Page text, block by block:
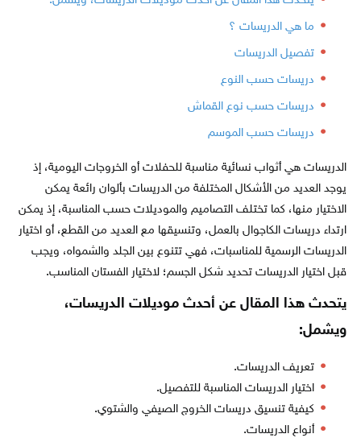
ما هي الدريسات ؟
تفصيل الدريسات
دريسات حسب النوع
دريسات حسب نوع القماش
دريسات حسب الموسم
الدريسات هي أثواب نسائية مناسبة للحفلات أو الخروجات اليومية، إذ
يوجد العديد من الأشكال المختلفة من الدريسات بألوان رائعة يمكن
الاختيار منها، كما تختلف التصاميم والموديلات حسب المناسبة، إذ يمكن
ارتداء دريسات الكاجوال بالعمل، وتنسيقها مع العديد من القطع، أو اختيار
الدريسات الرسمية للمناسبات، فهي تتنوع بين الجلد والشمواه، ويجب
قبل اختيار الدريسات تحديد شكل الجسم؛ لاختيار الفستان المناسب.
يتحدث هذا المقال عن أحدث موديلات الدريسات،
ويشمل:
تعريف الدريسات.
اختيار الدريسات المناسبة للتفصيل.
كيفية تنسيق دريسات الخروج الصيفي والشتوي.
أنواع الدريسات.